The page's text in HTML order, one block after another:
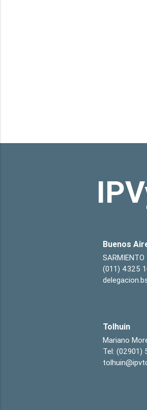
Buenos
(011) 4325
Tolhuin
Mariano
Tel: (02901)